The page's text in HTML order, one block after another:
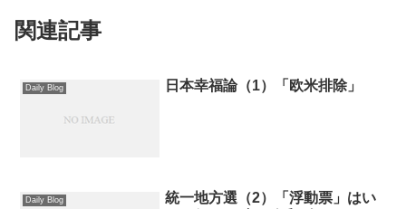
関連記事
Daily Blog 日本幸福論（1）「欧米排除」
Daily Blog
統一地方選（2）「浮動票」はい